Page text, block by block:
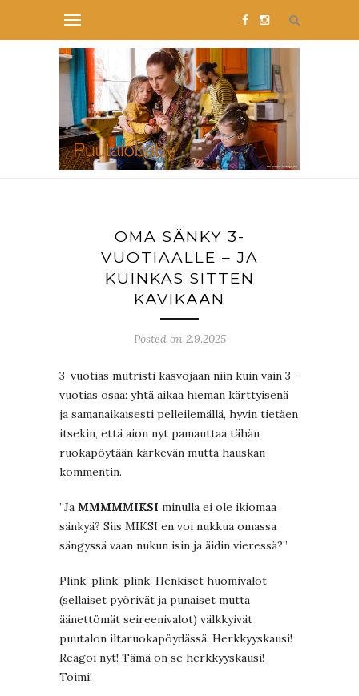
OMA SÄNKY 3-
VUOTIAALLE – JA
KUINKAS SITTEN
KÄVIKÄÄN
Posted on 2.9.2025
3-vuotias mutristi kasvojaan niin kuin vain 3-
vuotias osaa: yhtä aikaa hieman kärttyisenä
ja samanaikaisesti pelleilemällä, hyvin tietäen
itsekin, että aion nyt pamauttaa tähän
ruokapöytään kärkevän mutta hauskan
kommentin.
”Ja MMMMMIKSI minulla ei ole ikiomaa
sänkyä? Siis MIKSI en voi nukkua omassa
sängyssä vaan nukun isin ja äidin vieressä?”
Plink, plink, plink. Henkiset huomivalot
(sellaiset pyörivät ja punaiset mutta
äänettömät seireenivalot) välkkyivät
puutalon iltaruokapöydässä. Herkkyyskausi!
Reagoi nyt! Tämä on se herkkyyskausi!
Toimi!